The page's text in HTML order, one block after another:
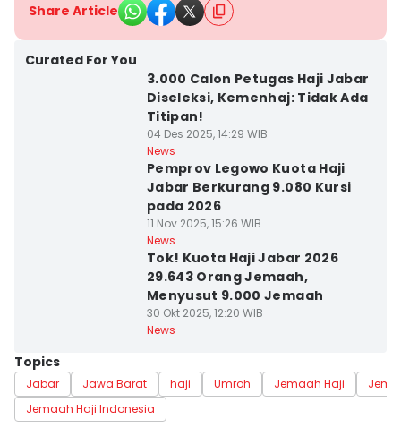
Share Article
Curated For You
3.000 Calon Petugas Haji Jabar
Diseleksi, Kemenhaj: Tidak Ada
Titipan!
04 Des 2025, 14:29 WIB
News
Pemprov Legowo Kuota Haji
Jabar Berkurang 9.080 Kursi
pada 2026
11 Nov 2025, 15:26 WIB
News
Tok! Kuota Haji Jabar 2026
29.643 Orang Jemaah,
Menyusut 9.000 Jemaah
30 Okt 2025, 12:20 WIB
News
Topics
Jabar Jawa Barat haji Umroh Jemaah Haji
Jemaah Haji Indonesia